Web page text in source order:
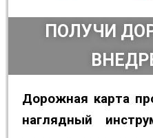
ПОЛУЧИ
Дорожная карта
наглядный